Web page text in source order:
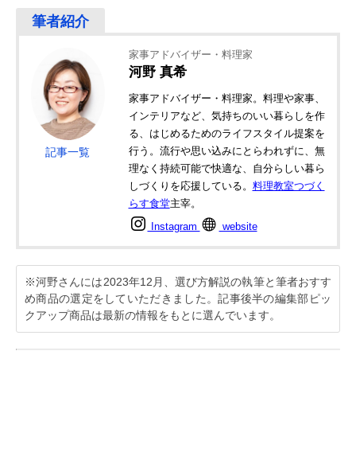
記事一覧
家事アドバイザー・料理家
河野 真希
家事アドバイザー・料理家。料理や家事、
インテリアなど、気持ちのいい暮らしを作
る、はじめるためのライフスタイル提案を
行う。流行や思い込みにとらわれずに、無
理なく持続可能で快適な、自分らしい暮ら
しづくりを応援している。 料理教室つづく
らす食堂主宰。
Instagram website
※河野さんには2023年12月、選び方解説の執筆と筆者おすす
め商品の選定をしていただきました。記事後半の編集部ピッ
クアップ商品は最新の情報をもとに選んでいます。